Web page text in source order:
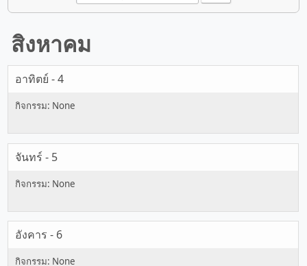
สิงหาคม
อาทิตย์ - 4
จันทร์ - 5
อังคาร - 6